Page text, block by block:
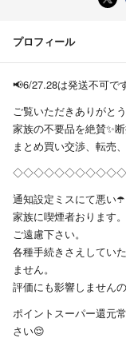
プロフィール
📢6/27.28は発送不可です
ご覧いただきありがと
家族の不要品を絶賛✨断
まとめ買い交渉、転売
通知設定ミスにて悪い
家族に喫煙者おります
ご遠慮下さい。
各種手続きさえしてい
ません。
評価にも影響しません
ポイントスーパー還元
さい😌